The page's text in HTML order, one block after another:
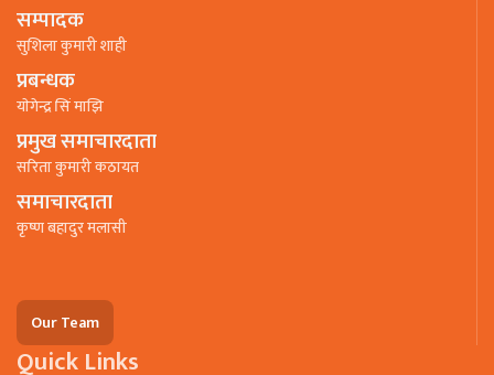
सम्पादक
सुशिला कुमारी शाही
प्रबन्धक
याेगेन्द्र सिं माझि
प्रमुख समाचारदाता
सरिता कुमारी कठायत
समाचारदाता
कृष्ण बहादुर मलासी
Our Team
Quick Links